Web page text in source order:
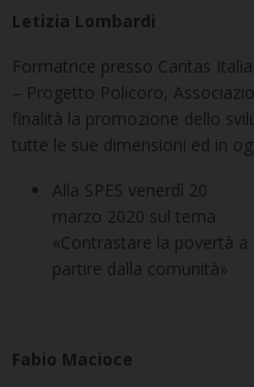
Letizia Lombardi
Formatrice presso Caritas
– Progetto Policoro,
finalità la promozione dello
tutte le sue dimensioni ed in
Alla SPES venerdì 20
marzo 2020 sul tema
«Contrastare la povertà a
partire dalla comunità»
Fabio Macioce